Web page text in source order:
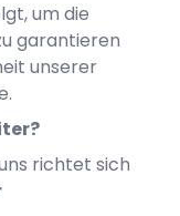
um die
garantieren
unserer
richtet sich